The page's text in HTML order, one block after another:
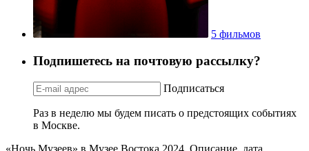
5 фильмов
Подпишетесь на почтовую рассылку?
Подписаться
Раз в неделю мы будем писать о предстоящих событиях
в Москве.
«Ночь Музеев» в Музее Востока 2024. Описание, дата